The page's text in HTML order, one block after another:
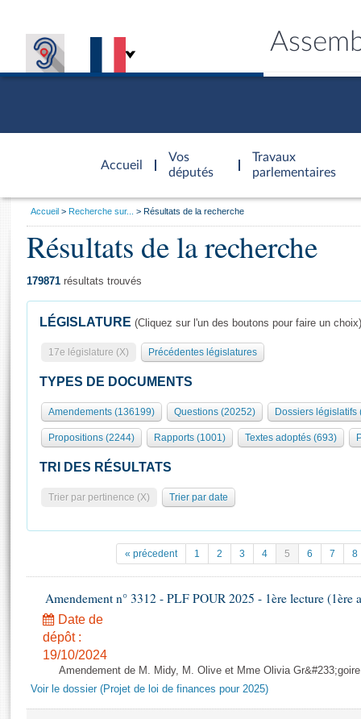
Accueil
d'accueil
Vos
députés
Travaux
parlementaires
Présidence
577 députés
Groupes politiques
Séance publique
Commissions et autres organes
Europe et International
Pétitions
Projets de loi
Propositions de loi
Amendements
Textes adoptés
Général
Rôle et pouvoirs de l'Assemblée
Organisation de l'Assemblée
Présidence Conférence des Présidents Bureau Collège des
Statistiques et chiffres clés
Documents de référence
( Constitution | Règlement de l'Assemblée ... )
Histoire
Juniors
Anciennes législatures
Liens vers les sites publics
Visiter l'Assemblée
Visite virtuelle du palais Bourbon
Assister à une séance
La Bibliothèque
Contacts et plan d'accès
Photos libres de droit
Vous
Accueil Recherche sur... Résultats de la recherche
Résultats de la recherche
179871 résultats trouvés
LÉGISLATURE (Cliquez sur l'un des boutons pour faire un choix)
17e législature (X) Précédentes législatures
TYPES DE DOCUMENTS
Amendements (136199) Questions (20252) Dossiers législatifs
Propositions (2244) Rapports (1001) Textes adoptés (693)
TRI DES RÉSULTATS
Trier par pertinence (X) Trier par date
« précedent 1 2 3 4 5 6 7 8
Amendement n° 3312 - PLF POUR 2025 - 1ère lecture (1ère
Date de
dépôt :
19/10/2024
Amendement de M. Midy, M. Olive et Mme Olivia
Voir le dossier (Projet de loi de finances pour 2025)